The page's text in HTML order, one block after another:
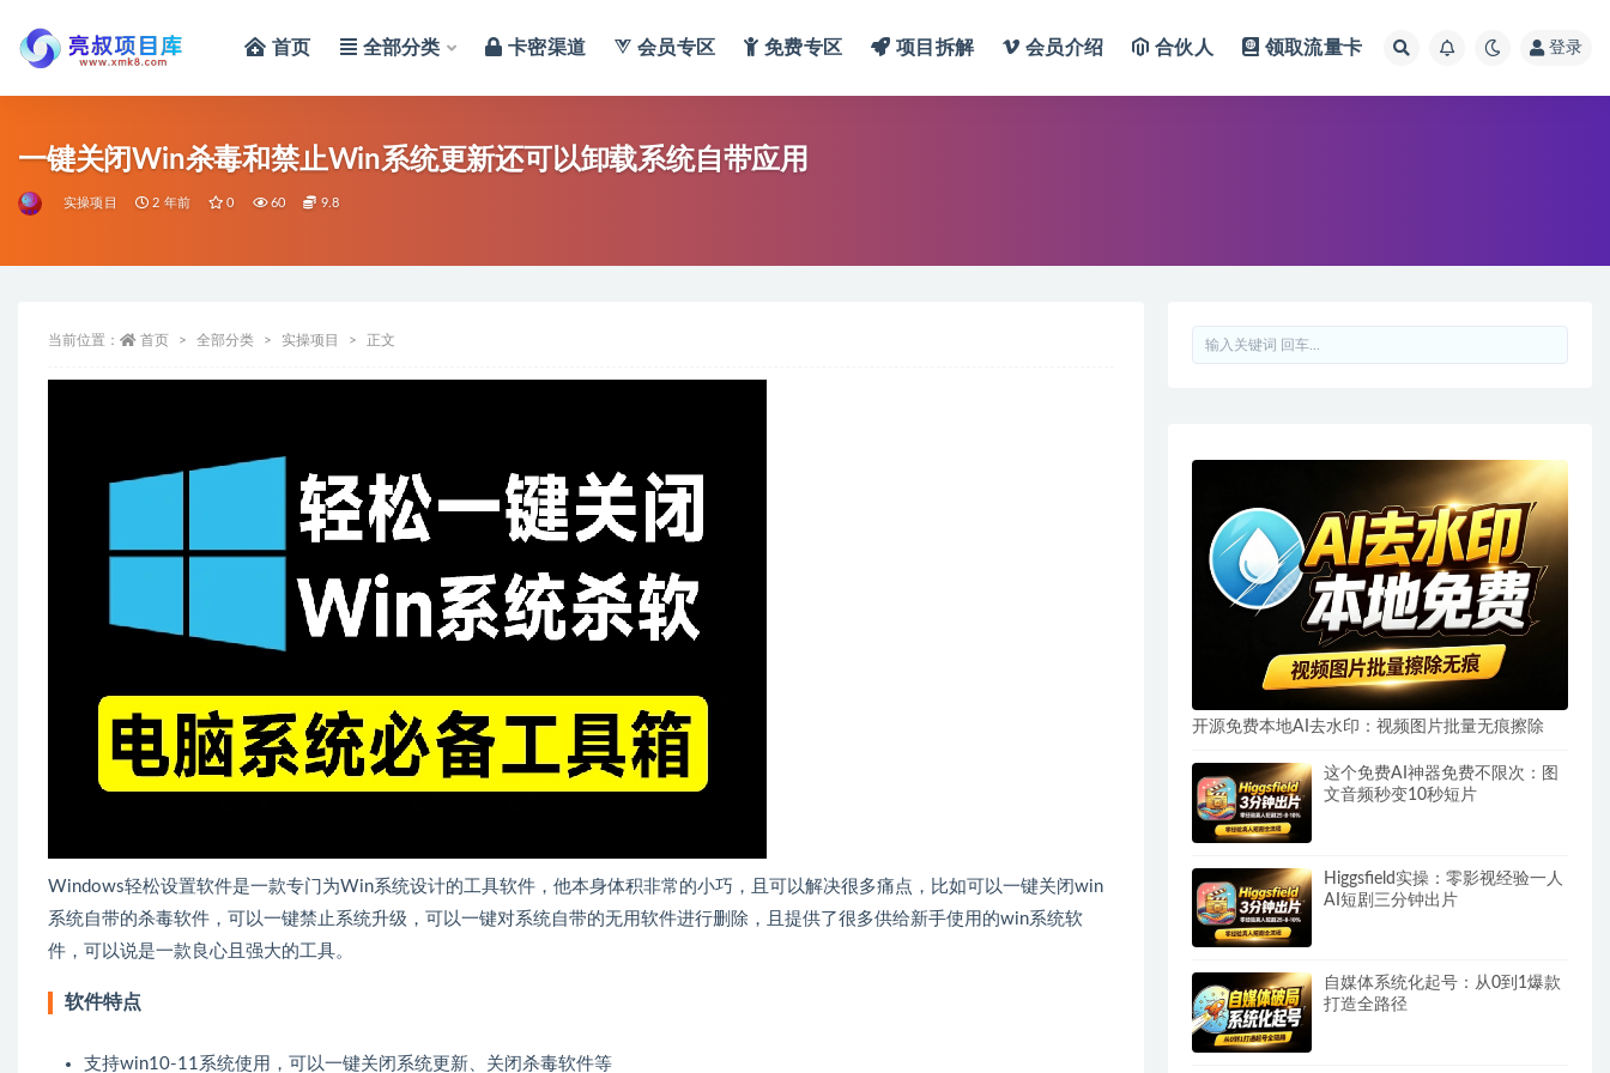
首页 全部分类 卡密渠道 会员专区 免费专区 项目拆解 会员介绍 合伙人 领取流量卡 登录
一键关闭Win杀毒和禁止Win系统更新还可以卸载系统自带应用
实操项目 2 年前 0 60 9.8
当前位置： 首页 全部分类 实操项目 正文
Windows轻松设置软件是一款专门为Win系统设计的工具软件，他本身体积非常的小巧，且可以解决很多痛点，比如可以一键关闭win
系统自带的杀毒软件，可以一键禁止系统升级，可以一键对系统自带的无用软件进行删除，且提供了很多供给新手使用的win系统软
件，可以说是一款良心且强大的工具。
软件特点
支持win10-11系统使用，可以一键关闭系统更新、关闭杀毒软件等
开源免费本地AI去水印：视频图片批量无痕擦除
这个免费AI神器免费不限次：图
文音频秒变10秒短片
Higgsfield实操：零影视经验一人
AI短剧三分钟出片
自媒体系统化起号：从0到1爆款
打造全路径